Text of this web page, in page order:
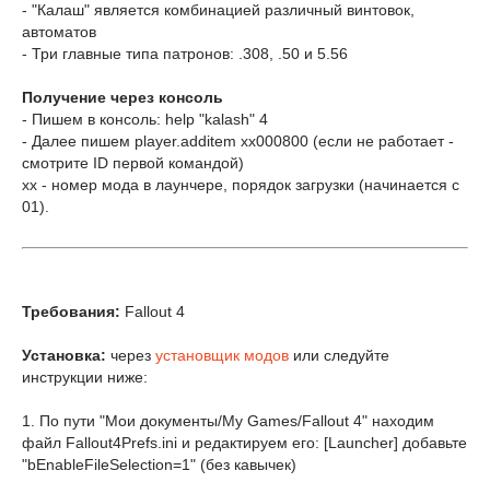
- "Калаш" является комбинацией различный винтовок,
автоматов
- Три главные типа патронов: .308, .50 и 5.56
Получение через консоль
- Пишем в консоль: help "kalash" 4
- Далее пишем player.additem xx000800 (если не работает -
смотрите ID первой командой)
хх - номер мода в лаунчере, порядок загрузки (начинается с
01).
Требования: Fallout 4
Установка: через установщик модов или следуйте
инструкции ниже:
1. По пути "Мои документы/My Games/Fallout 4" находим
файл Fallout4Prefs.ini и редактируем его: [Launcher] добавьте
"bEnableFileSelection=1" (без кавычек)